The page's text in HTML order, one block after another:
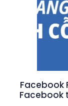
Facebook
Facebook